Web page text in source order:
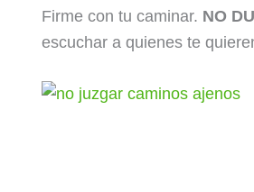
Firme con tu caminar. NO
escuchar a quienes te